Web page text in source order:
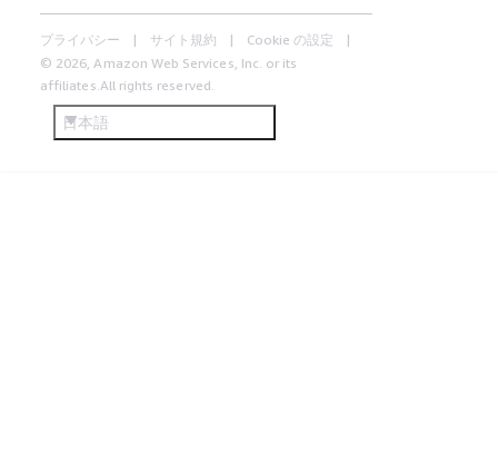
プライバシー サイト規約
Cookie の設定
© 2026, Amazon Web Services, Inc. or its
affiliates.All rights reserved.
日本語